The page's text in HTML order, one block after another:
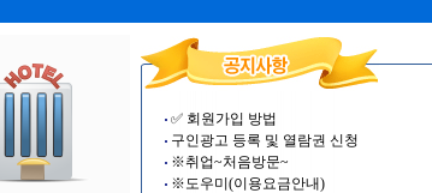
✅ 회원가입 방법
구인광고 등록 및 열람권 신청
※취업~처음방문~
※도우미(이용요금안내)